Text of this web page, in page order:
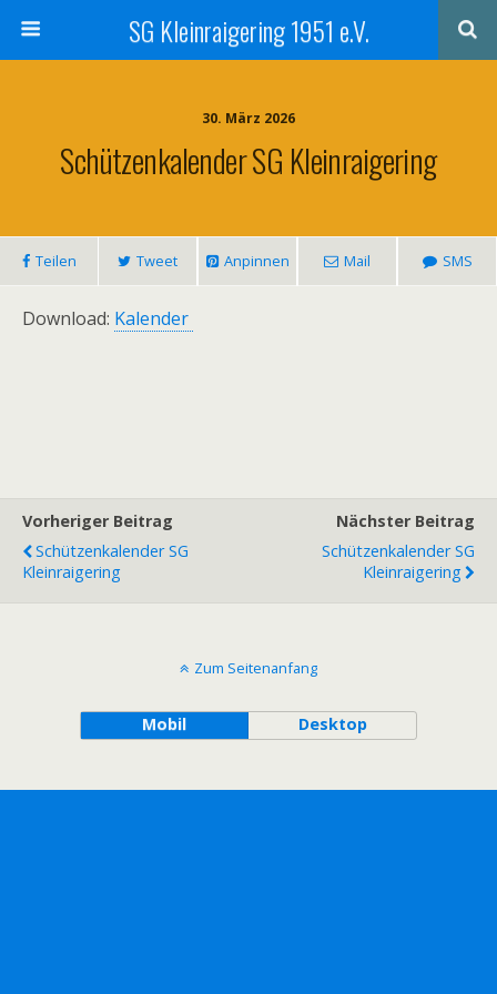
SG Kleinraigering 1951 e.V.
30. März 2026
Schützenkalender SG Kleinraigering
Teilen Tweet Anpinnen Mail SMS
Download: Kalender
Vorheriger Beitrag
Schützenkalender SG
Kleinraigering
Nächster Beitrag
Schützenkalender SG
Kleinraigering
Zum Seitenanfang
Mobil Desktop